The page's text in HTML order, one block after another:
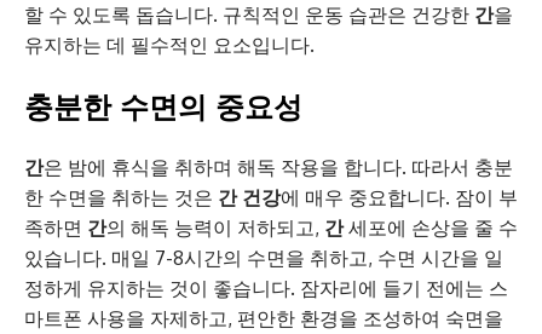
할 수 있도록 돕습니다. 규칙적인 운동 습관은 건강한 간을
유지하는 데 필수적인 요소입니다.
충분한 수면의 중요성
간은 밤에 휴식을 취하며 해독 작용을 합니다. 따라서 충분
한 수면을 취하는 것은 간 건강에 매우 중요합니다. 잠이 부
족하면 간의 해독 능력이 저하되고, 간세포에 손상을 줄 수
있습니다. 매일 7-8시간의 수면을 취하고, 수면 시간을 일
정하게 유지하는 것이 좋습니다. 잠자리에 들기 전에는 스
마트폰 사용을 자제하고, 편안한 환경을 조성하여 숙면을